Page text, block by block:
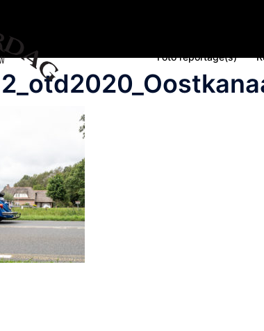
Foto reportage(s)